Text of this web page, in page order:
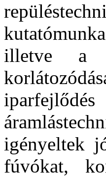
illetve a
igényeltek
fúvókat,